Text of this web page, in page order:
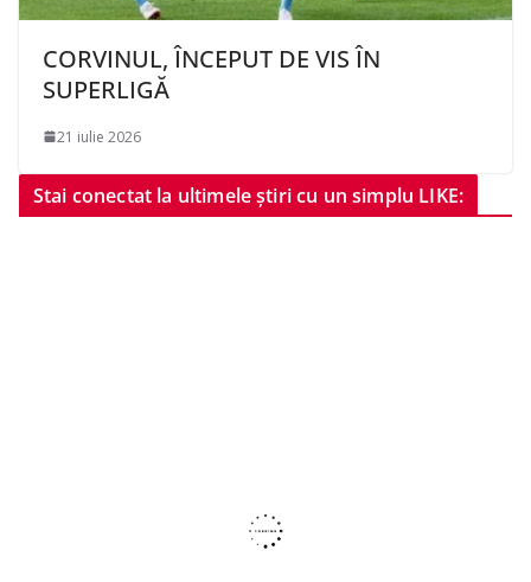
CORVINUL, ÎNCEPUT DE VIS ÎN
SUPERLIGĂ
21 iulie 2026
Stai conectat la ultimele știri cu un simplu LIKE: